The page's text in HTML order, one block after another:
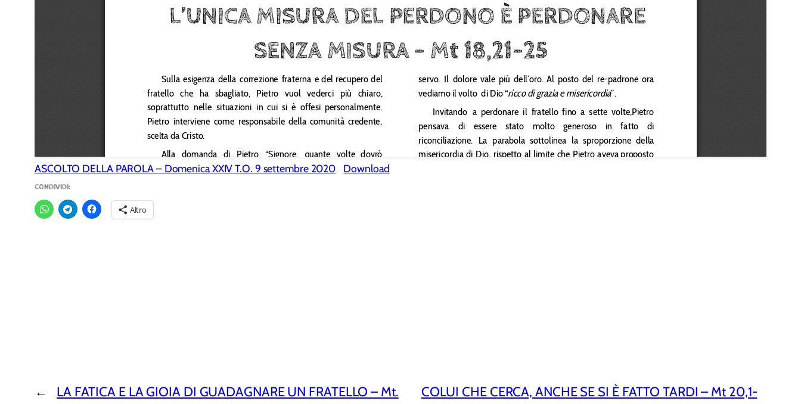
ASCOLTO DELLA PAROLA – Domenica XXIV T.O. 9 settembre 2020 Download
CONDIVIDI:
Altro
←
LA FATICA E LA GIOIA DI GUADAGNARE UN FRATELLO – Mt.
COLUI CHE CERCA, ANCHE SE SI È FATTO TARDI – Mt 20,1-